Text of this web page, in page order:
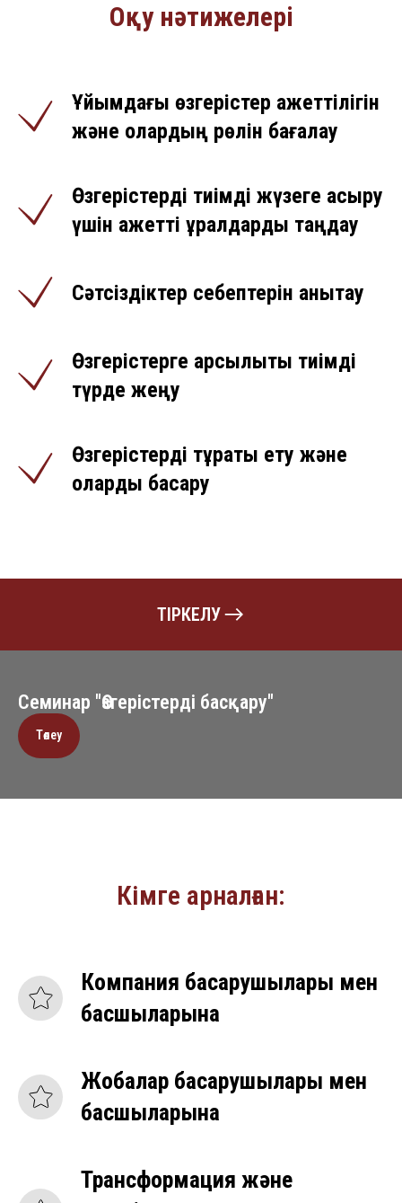
Оқу нәтижелері
Ұйымдағы өзгерістер қажеттілігін
және олардың рөлін бағалау
Өзгерістерді тиімді жүзеге асыру
үшін қажетті құралдарды таңдау
Сәтсіздіктер себептерін анықтау
Өзгерістерге қарсылықты тиімді
түрде жеңу
Өзгерістерді тұрақты ету және
оларды басқару
ТІРКЕЛУ
Семинар "Өзгерістерді басқару"
Төлеу
Кімге арналған:
Компания басқарушылары мен
басшыларына
Жобалар басқарушылары мен
басшыларына
Трансформация және